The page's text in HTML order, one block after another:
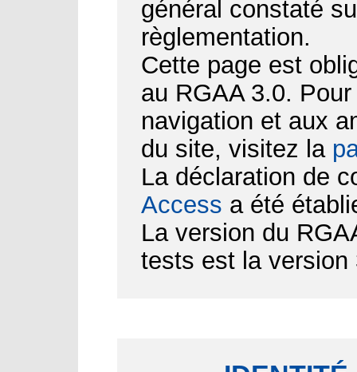
général constaté
règlementation.
Cette page est
au RGAA 3.0.
navigation et aux
du site, visitez la
La déclaration de
Access a été
La version du
tests est la version